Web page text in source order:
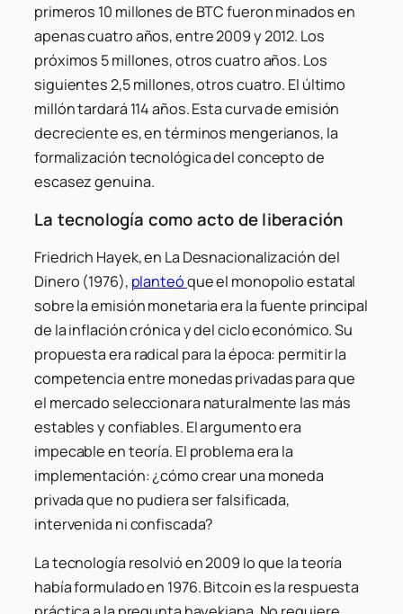
primeros 10 millones de BTC fueron minados en
apenas cuatro años, entre 2009 y 2012. Los
próximos 5 millones, otros cuatro años. Los
siguientes 2,5 millones, otros cuatro. El último
millón tardará 114 años. Esta curva de emisión
decreciente es, en términos mengerianos, la
formalización tecnológica del concepto de
escasez genuina.
La tecnología como acto de liberación
Friedrich Hayek, en La Desnacionalización del
Dinero (1976), planteóque el monopolio estatal
sobre la emisión monetaria era la fuente principal
de la inflación crónica y del ciclo económico. Su
propuesta era radical para la época: permitir la
competencia entre monedas privadas para que
el mercado seleccionara naturalmente las más
estables y confiables. El argumento era
impecable en teoría. El problema era la
implementación: ¿cómo crear una moneda
privada que no pudiera ser falsificada,
intervenida ni confiscada?
La tecnología resolvió en 2009 lo que la teoría
había formulado en 1976. Bitcoin es la respuesta